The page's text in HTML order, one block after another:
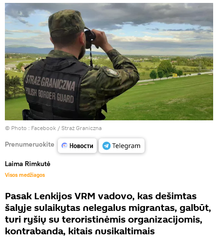
© Photo : Facebook / Straż Graniczna
Prenumeruokite
Laima Rimkutė
Visos medžiagos
Pasak Lenkijos VRM vadovo, kas dešimtas
šalyje sulaikytas nelegalus migrantas, galbūt,
turi ryšių su teroristinėmis organizacijomis,
kontrabanda, kitais nusikaltimais